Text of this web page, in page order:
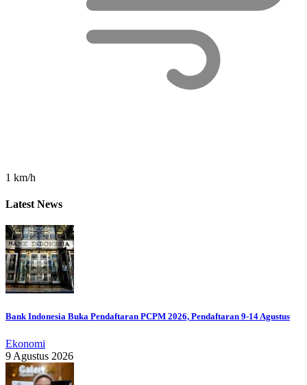
1 km/h
Latest News
Bank Indonesia Buka Pendaftaran PCPM 2026, Pendaftaran 9-14 Agustus
Ekonomi
9 Agustus 2026